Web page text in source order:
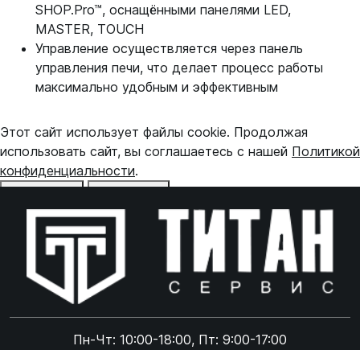
SHOP.Pro™, оснащёнными панелями LED,
MASTER, TOUCH
Управление осуществляется через панель
управления печи, что делает процесс работы
максимально удобным и эффективным
Пн-Чт: 10:00-18:00, Пт: 9:00-17:00
Этот сайт использует файлы cookie. Продолжая
использовать сайт, вы соглашаетесь с нашей Политикой
конфиденциальности.
Online чат
Online чат